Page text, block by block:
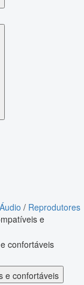
/ Reprodutores
e